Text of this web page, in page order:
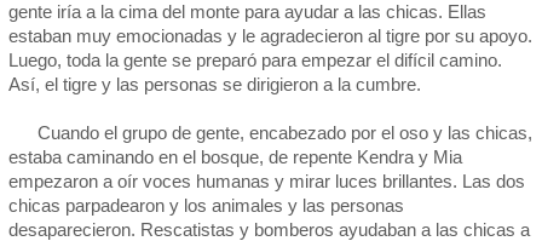
gente iría a la cima del monte para ayudar a las chicas. Ellas
estaban muy emocionadas y le agradecieron al tigre por su apoyo.
Luego, toda la gente se preparó para empezar el difícil camino.
Así, el tigre y las personas se dirigieron a la cumbre.
Cuando el grupo de gente, encabezado por el oso y las chicas,
estaba caminando en el bosque, de repente Kendra y Mia
empezaron a oír voces humanas y mirar luces brillantes. Las dos
chicas parpadearon y los animales y las personas
desaparecieron. Rescatistas y bomberos ayudaban a las chicas a